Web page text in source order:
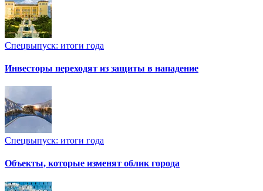
Спецвыпуск: итоги года
Инвесторы переходят из защиты в нападение
Спецвыпуск: итоги года
Объекты, которые изменят облик города